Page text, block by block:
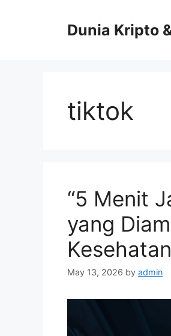
Dunia Kripto
tiktok
“5 Menit
yang
May 13, 2026 by admin